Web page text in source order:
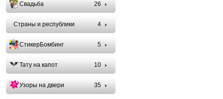
Свадьба 26
Страны и республики 4
СтикерБомбинг 5
Тату на капот 10
Узоры на двери 35